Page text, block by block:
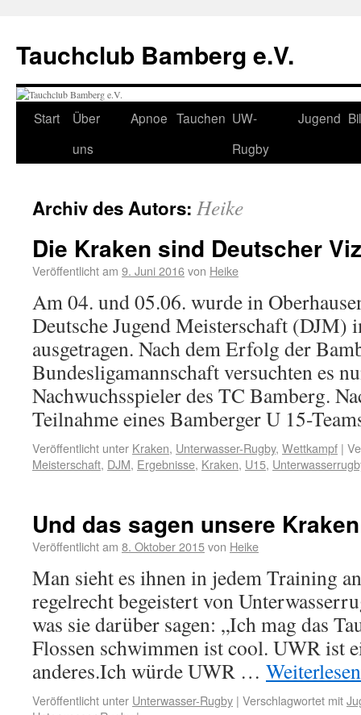
Tauchclub Bamberg e.V.
Start
Über
uns
Apnoe Tauchen UW-
Rugby
Jugend
Archiv des Autors: Heike
Die Kraken sind Deutscher
Veröffentlicht am 9. Juni 2016von Heike
Am 04. und 05.06. wurde in
Deutsche Jugend Meisterschaft (DJM)
ausgetragen. Nach dem Erfolg der
Bundesligamannschaft versuchten es
Nachwuchsspieler des TC Bamberg.
Teilnahme eines Bamberger U 15-
Veröffentlicht unter Kraken, Unterwasser-Rugby, Wettkampf |
Meisterschaft, DJM, Ergebnisse, Kraken, U15,
Und das sagen unsere Kraken
Veröffentlicht am 8. Oktober 2015von Heike
Man sieht es ihnen in jedem Training
regelrecht begeistert von
was sie darüber sagen: „Ich mag das
Flossen schwimmen ist cool. UWR ist
anderes.Ich würde UWR …
Veröffentlicht unter Unterwasser-Rugby | Verschlagwortet mit